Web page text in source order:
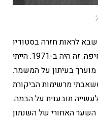
לראות חזרה בסטודיו
של ליה שוברט וקאי לוטמן בחיפה. זה היה ב-1971. הייתי
בעיתון על המשמר.
מרשימות הביקורת
תובענית על הבמה.
האחורי של השנתון